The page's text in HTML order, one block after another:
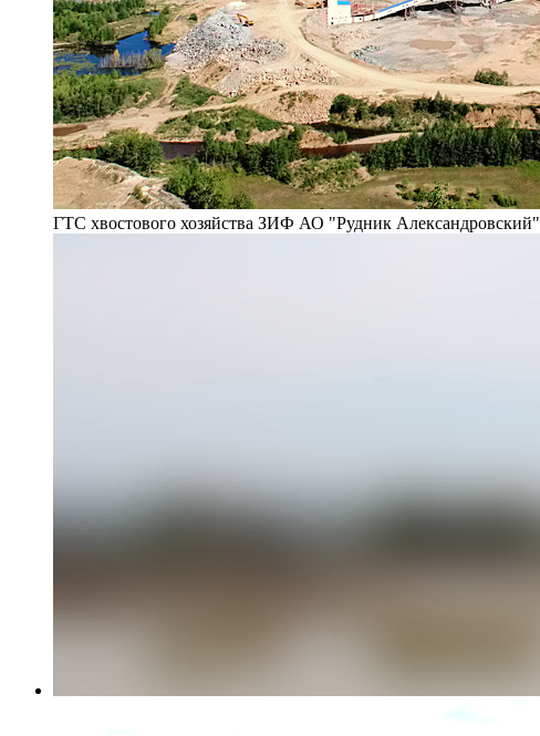
ГТС хвостового хозяйства ЗИФ АО "Рудник Александровский"